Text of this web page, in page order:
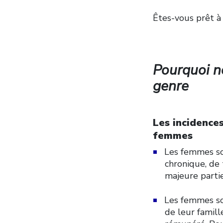
Êtes-vous prêt
Pourquoi
genre
Les
femmes
Les femmes
chronique,
majeure
Les femmes
de leur